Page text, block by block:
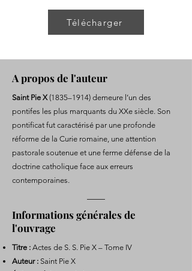
Télécharger
A propos de l'auteur
Saint Pie X(1835–1914) demeure l’un des
pontifes les plus marquants du XXe siècle. Son
pontificat fut caractérisé par une profonde
réforme de la Curie romaine, une attention
pastorale soutenue et une ferme défense de la
doctrine catholique face aux erreurs
contemporaines.
Informations générales de
l'ouvrage
Titre : Actes de S. S. Pie X – Tome IV
Auteur : Saint Pie X